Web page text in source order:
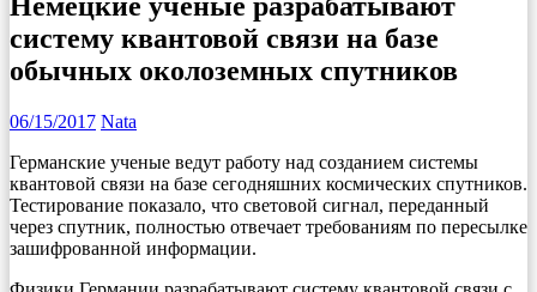
систему квантовой связи на базе
обычных околоземных спутников
06/15/2017 Nata
Германские ученые ведут работу над созданием системы
квантовой связи на базе сегодняшних космических спутников.
Тестирование показало, что световой сигнал, переданный
через спутник, полностью отвечает требованиям по пересылке
зашифрованной информации.